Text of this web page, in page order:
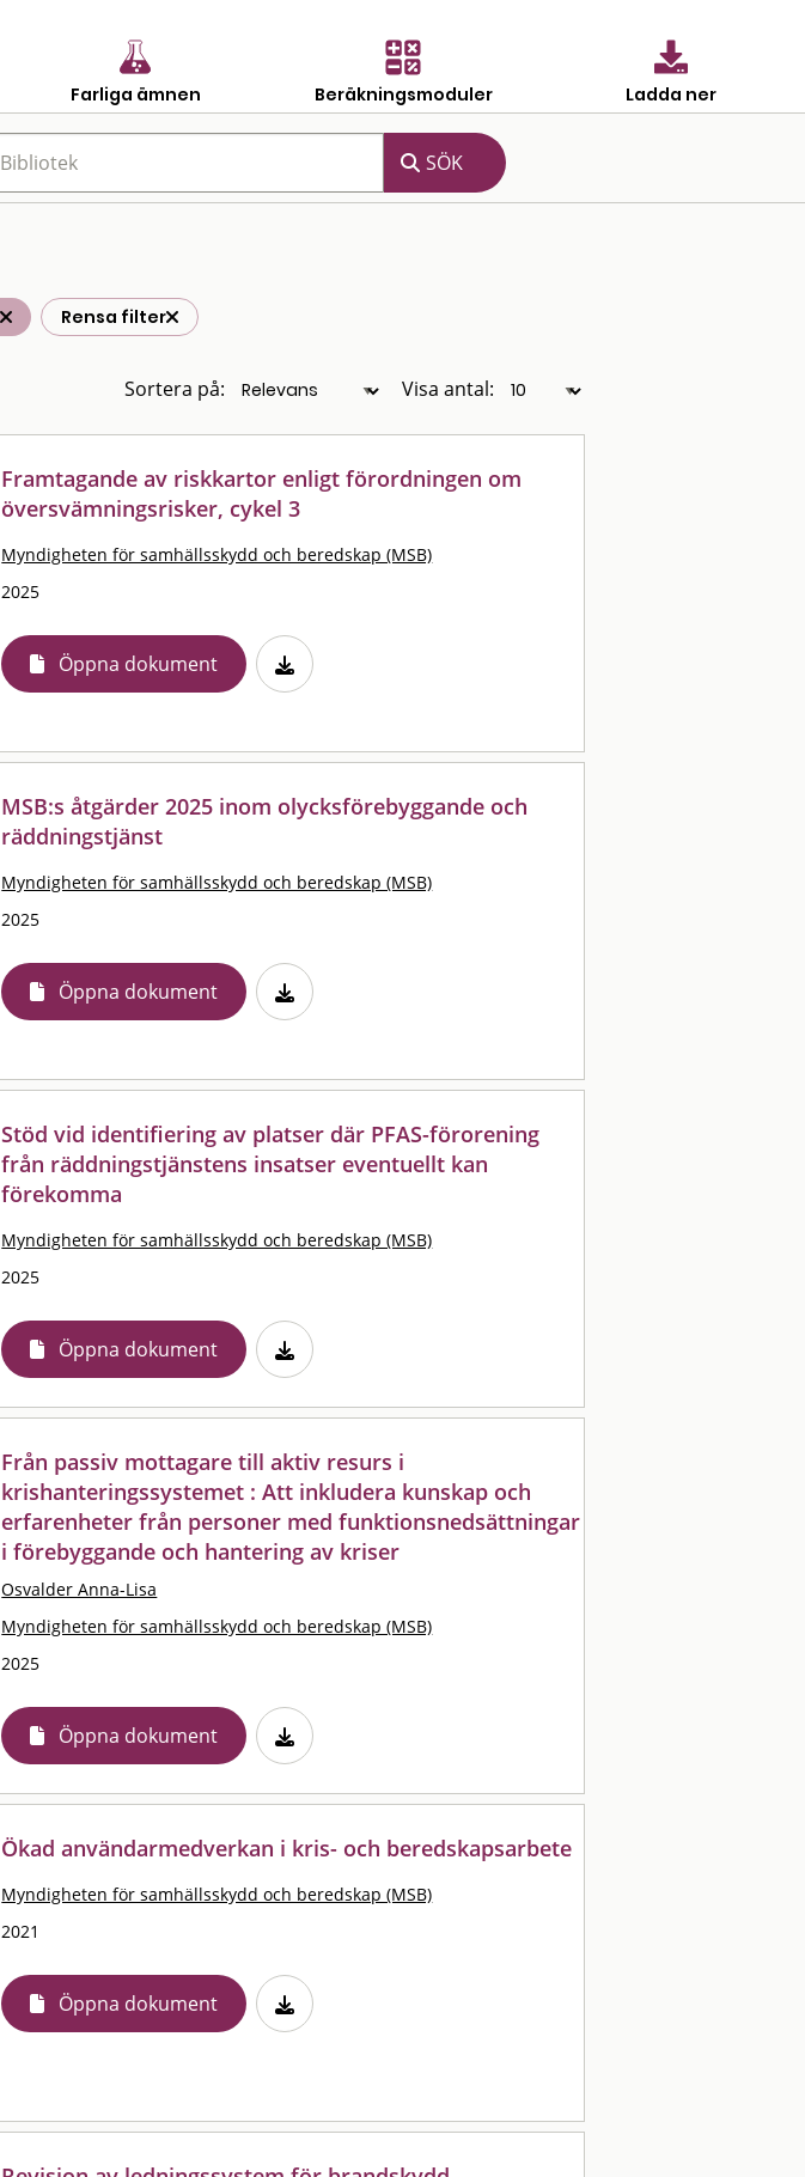
Farliga ämnen Beräkningsmoduler Ladda ner
Rensa filter
Sortera på: Visa antal:
Framtagande av riskkartor enligt förordningen om
översvämningsrisker, cykel 3
Myndigheten för samhällsskydd och beredskap (MSB)
2025
Öppna dokument
MSB:s åtgärder 2025 inom olycksförebyggande och
räddningstjänst
Myndigheten för samhällsskydd och beredskap (MSB)
2025
Öppna dokument
Stöd vid identifiering av platser där PFAS-förorening
från räddningstjänstens insatser eventuellt kan
förekomma
Myndigheten för samhällsskydd och beredskap (MSB)
2025
Öppna dokument
Från passiv mottagare till aktiv resurs i
krishanteringssystemet : Att inkludera kunskap och
erfarenheter från personer med funktionsnedsättningar
i förebyggande och hantering av kriser
Osvalder Anna-Lisa
Myndigheten för samhällsskydd och beredskap (MSB)
2025
Öppna dokument
Ökad användarmedverkan i kris- och beredskapsarbete
Myndigheten för samhällsskydd och beredskap (MSB)
2021
Öppna dokument